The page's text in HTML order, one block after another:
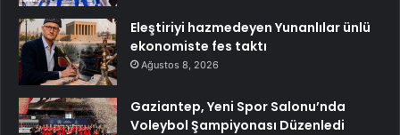
Eleştiriyi hazmedeyen Yunanlılar ünlü
ekonomiste fes taktı
Ağustos 8, 2026
Gaziantep, Yeni Spor Salonu’nda
Voleybol Şampiyonası Düzenledi